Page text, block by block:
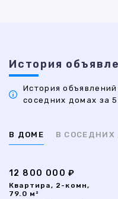
История
История
соседних домах за
В ДОМЕ В СОСЕДНИХ
12 800 000 ₽
Квартира, 2-комн,
79.0 м²